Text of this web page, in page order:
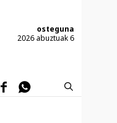
osteguna
2026 abuztuak 6